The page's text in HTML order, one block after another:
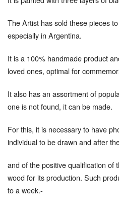
The Artist has sold these pieces
especially in Argentina.
It is a 100% handmade product
loved ones, optimal for
It also has an assortment of
one is not found, it can be made.
For this, it is necessary to have
individual to be drawn and after
and of the positive qualification of
wood for its production. Such
to a week.-